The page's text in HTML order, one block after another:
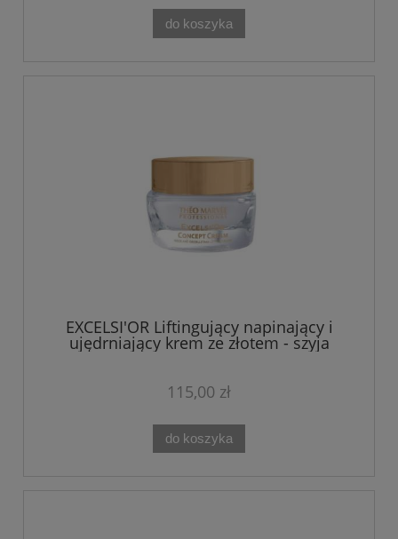
do koszyka
EXCELSI'OR Liftingujący napinający i
ujędrniający krem ze złotem - szyja
dekolt 50 ml Theo Marvee
115,00 zł
do koszyka